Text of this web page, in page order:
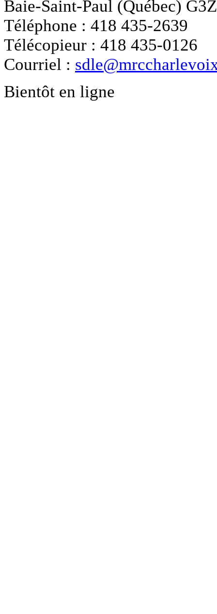
Baie-Saint-Paul (Québec)
Téléphone : 418 435-2639
Télécopieur : 418 435-0126
Courriel :
Bientôt en ligne